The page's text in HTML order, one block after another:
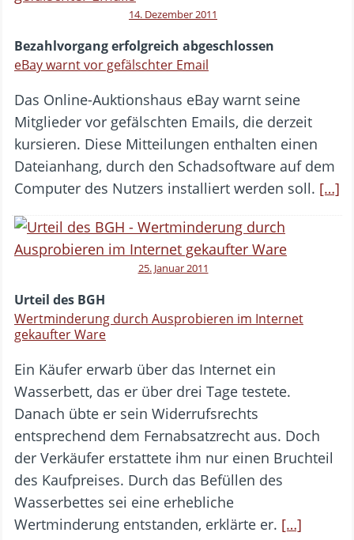
14. Dezember 2011
Bezahlvorgang erfolgreich abgeschlossen
eBay warnt vor gefälschter Email
Das Online-Auktionshaus eBay warnt seine
Mitglieder vor gefälschten Emails, die derzeit
kursieren. Diese Mitteilungen enthalten einen
Dateianhang, durch den Schadsoftware auf dem
Computer des Nutzers installiert werden soll. […]
25. Januar 2011
Urteil des BGH
Wertminderung durch Ausprobieren im Internet
gekaufter Ware
Ein Käufer erwarb über das Internet ein
Wasserbett, das er über drei Tage testete.
Danach übte er sein Widerrufsrechts
entsprechend dem Fernabsatzrecht aus. Doch
der Verkäufer erstattete ihm nur einen Bruchteil
des Kaufpreises. Durch das Befüllen des
Wasserbettes sei eine erhebliche
Wertminderung entstanden, erklärte er. […]